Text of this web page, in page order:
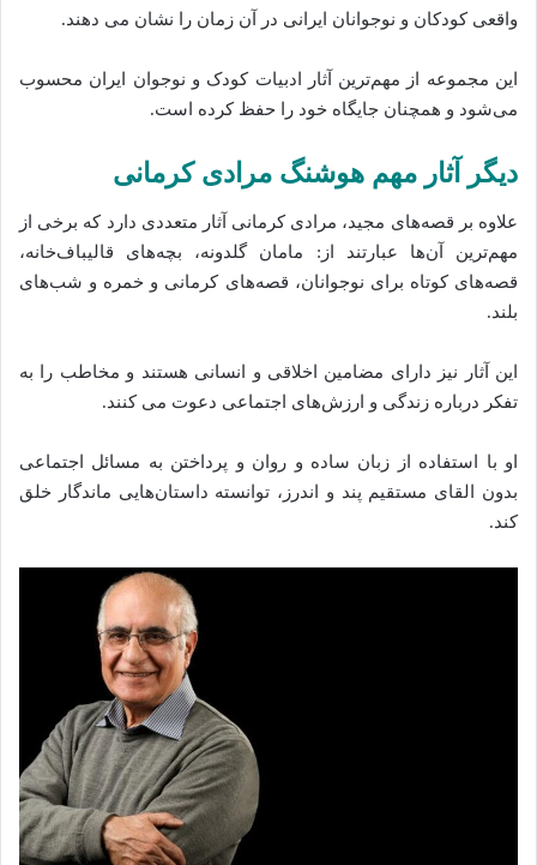
واقعی کودکان و نوجوانان ایرانی در آن زمان را نشان می‌ دهند.
این مجموعه از مهم‌ترین آثار ادبیات کودک و نوجوان ایران محسوب
می‌شود و همچنان جایگاه خود را حفظ کرده‌ است.
دیگر آثار مهم هوشنگ مرادی کرمانی
علاوه بر قصه‌های مجید، مرادی کرمانی آثار متعددی دارد که برخی از
مهم‌ترین آن‌ها عبارتند از: مامان گلدونه، بچه‌های قالیباف‌خانه،
قصه‌های کوتاه برای نوجوانان، قصه‌های کرمانی و خمره و شب‌های
بلند.
این آثار نیز دارای مضامین اخلاقی و انسانی هستند و مخاطب را به
تفکر درباره زندگی و ارزش‌های اجتماعی دعوت می‌ کنند.
او با استفاده از زبان ساده و روان و پرداختن به مسائل اجتماعی
بدون القای مستقیم پند و اندرز، توانسته داستان‌هایی ماندگار خلق
کند.